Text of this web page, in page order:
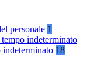
personale 1
indeterminato
indeterminato 18